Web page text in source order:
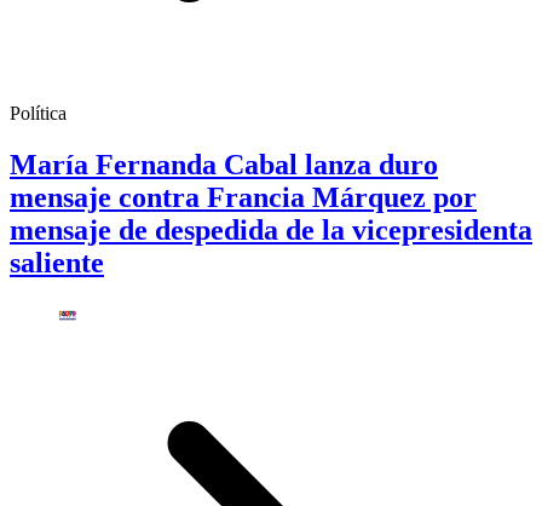
Política
María Fernanda Cabal lanza duro
mensaje contra Francia Márquez por
mensaje de despedida de la vicepresidenta
saliente